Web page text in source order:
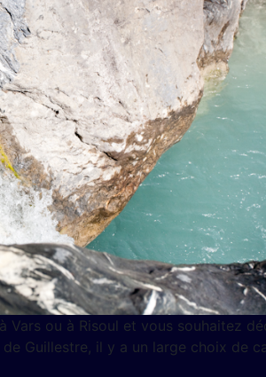
Vars ou à Risoul et vous souhaitez
Guillestre, il y a un large choix de